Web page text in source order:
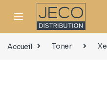
Accueil Toner